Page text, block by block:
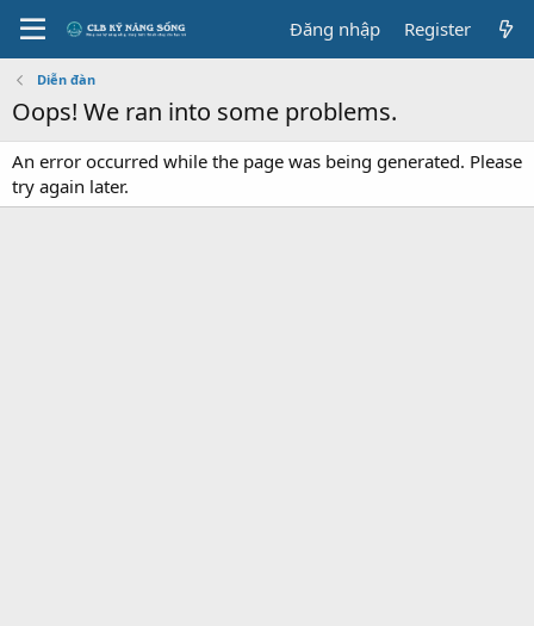
Đăng nhập Register
Diễn đàn
Oops! We ran into some problems.
An error occurred while the page was being generated. Please
try again later.